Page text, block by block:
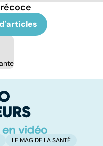
LE MAG DE LA SANTÉ